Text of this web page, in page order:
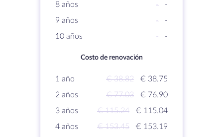
8 años
-
-
9 años
-
-
10 años
- -
Costo de renovación
1 año € 38.82
€ 38.75
2 años
€ 77.03
€ 76.90
3 años
€ 115.24
€ 115.04
4 años
€ 153.45
€ 153.19